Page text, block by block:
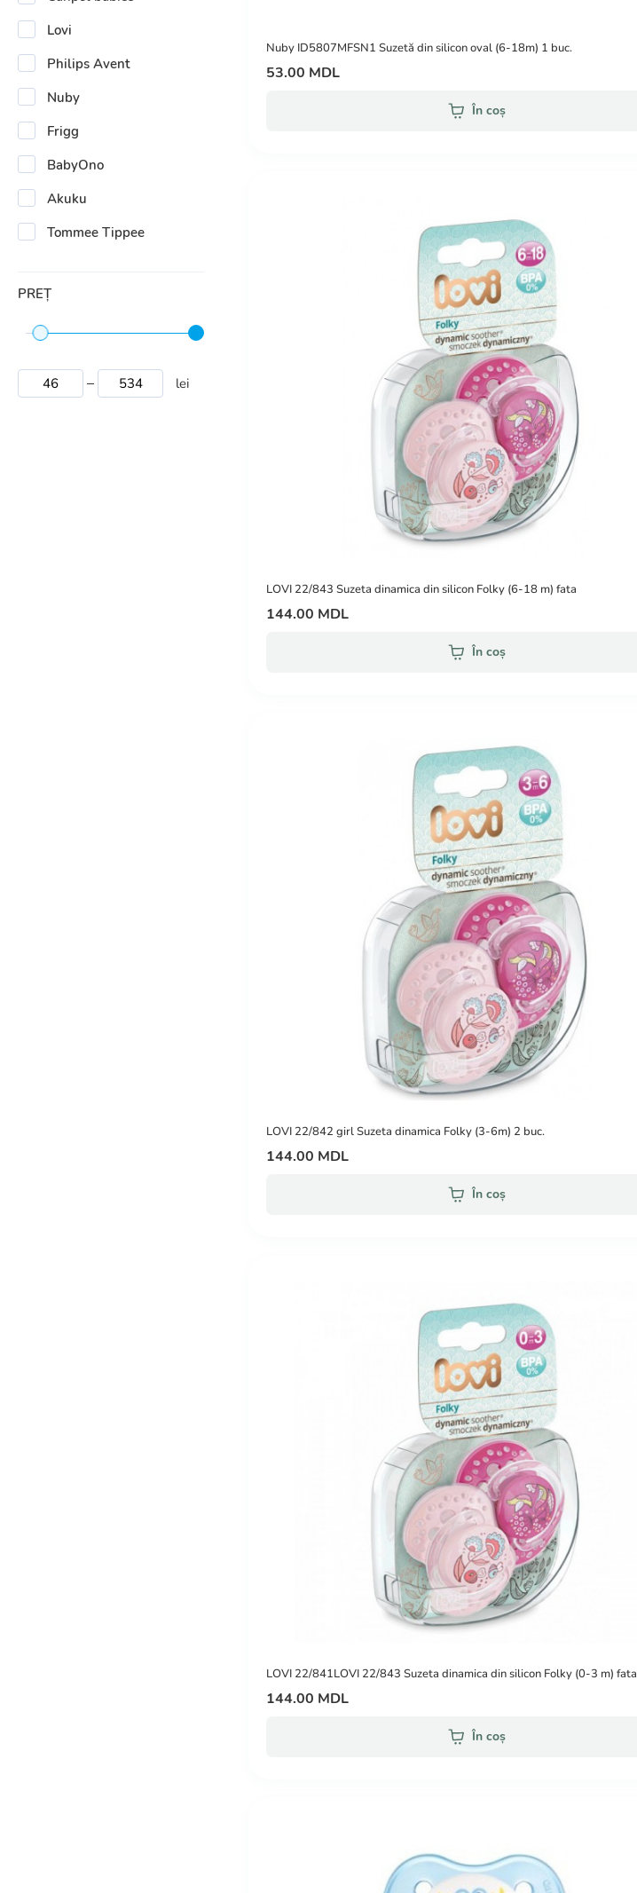
Lovi
Philips Avent
Nuby
Frigg
BabyOno
Akuku
Tommee Tippee
PREȚ
lei
Nuby ID5807MFSN1 Suzetă din silicon oval (6-18m) 1 buc.
53.00 MDL
În coș
LOVI 22/843 Suzeta dinamica din silicon Folky (6-18 m) fata
144.00 MDL
În coș
LOVI 22/842 girl Suzeta dinamica Folky (3-6m) 2 buc.
144.00 MDL
În coș
LOVI 22/841LOVI 22/843 Suzeta dinamica din silicon Folky (0-3 m) fata
144.00 MDL
În coș